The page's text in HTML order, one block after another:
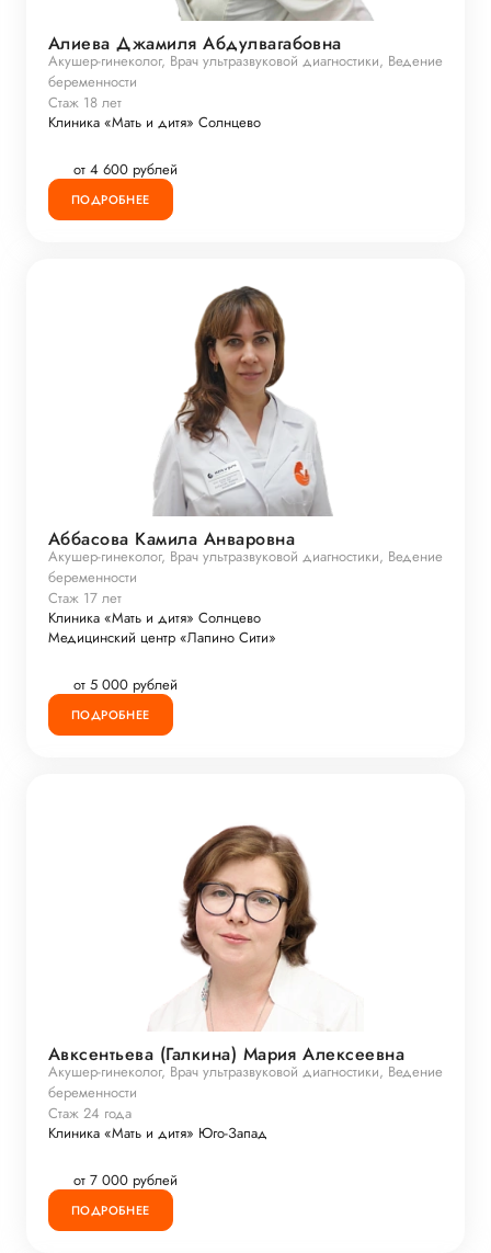
Алиева Джамиля Абдулвагабовна
Акушер-гинеколог, Врач ультразвуковой диагностики, Ведение
беременности
Стаж 18 лет
Клиника «Мать и дитя» Солнцево
от 4 600 рублей
ПОДРОБНЕЕ
Аббасова Камила Анваровна
Акушер-гинеколог, Врач ультразвуковой диагностики, Ведение
беременности
Стаж 17 лет
Клиника «Мать и дитя» Солнцево
Медицинский центр «Лапино Сити»
от 5 000 рублей
ПОДРОБНЕЕ
Авксентьева (Галкина) Мария Алексеевна
Акушер-гинеколог, Врач ультразвуковой диагностики, Ведение
беременности
Стаж 24 года
Клиника «Мать и дитя» Юго-Запад
от 7 000 рублей
ПОДРОБНЕЕ